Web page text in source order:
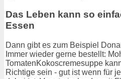
Das Leben kann so
Essen
Dann gibt es zum Beispiel
Immer wieder gerne bestellt:
TomatenKokoscremesuppe
Richtige sein - gut ist wenn für